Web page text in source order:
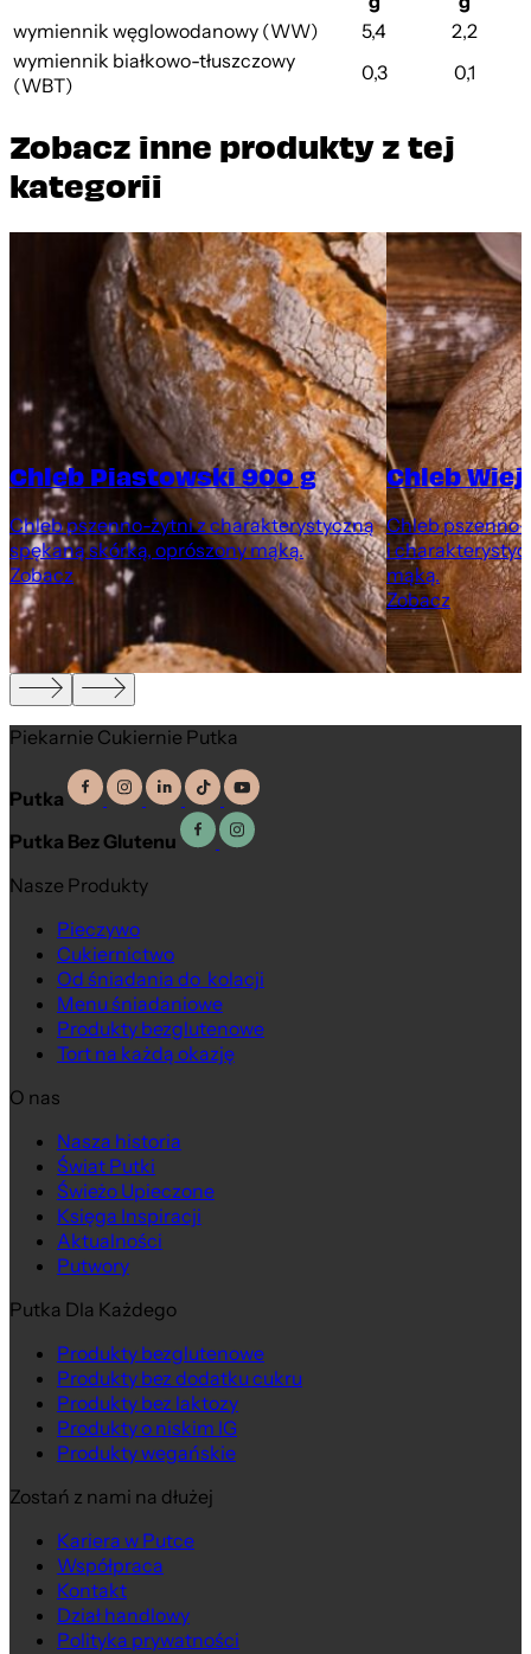
wymiennik węglowodanowy (WW)
5,4
2,2
wymiennik białkowo-tłuszczowy
(WBT)
0,3 0,1
Zobacz inne produkty z tej
kategorii
Chleb Piastowski 900 g
Chleb pszenno-żytni z charakterystyczną
spękaną skórką, oprószony mąką.
Zobacz
Chleb
Chleb pszenno-
i
mąką.
Zobacz
Piekarnie Cukiernie Putka
Putka
Putka Bez Glutenu
Nasze Produkty
Pieczywo
Cukiernictwo
Od śniadania do kolacji
Menu śniadaniowe
Produkty bezglutenowe
Tort na każdą okazję
O nas
Nasza historia
Świat Putki
Świeżo Upieczone
Księga Inspiracji
Aktualności
Putwory
Putka Dla Każdego
Produkty bezglutenowe
Produkty bez dodatku cukru
Produkty bez laktozy
Produkty o niskim IG
Produkty wegańskie
Zostań z nami na dłużej
Kariera w Putce
Współpraca
Kontakt
Dział handlowy
Polityka prywatności